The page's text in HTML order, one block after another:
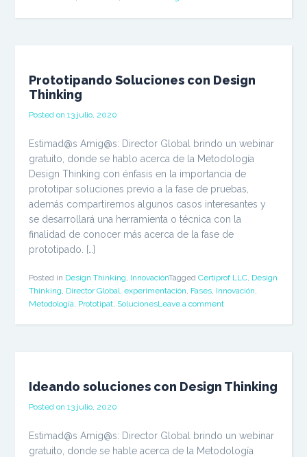
Prototipando Soluciones con Design
Thinking
Posted on13 julio, 2020
Estimad@s Amig@s: Director Global brindo un webinar
gratuito, donde se hablo acerca de la Metodología
Design Thinking con énfasis en la importancia de
prototipar soluciones previo a la fase de pruebas,
además compartiremos algunos casos interesantes y
se desarrollará una herramienta o técnica con la
finalidad de conocer más acerca de la fase de
prototipado. […]
Posted in Design Thinking InnovaciónTaggedCertiprof LLC Design
Thinking Director Global ,experimentación Fases Innovación
Metodología Prototipat SolucionesLeave a comment
Ideando soluciones con Design Thinking
Posted on13 julio, 2020
Estimad@s Amig@s: Director Global brindo un webinar
gratuito, donde se hable acerca de la Metodología